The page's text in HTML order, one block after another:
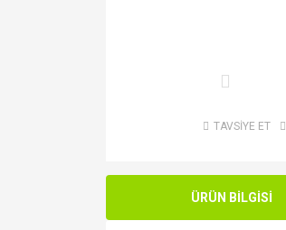
TAVSİYE ET
ÜRÜN BİLGİSİ